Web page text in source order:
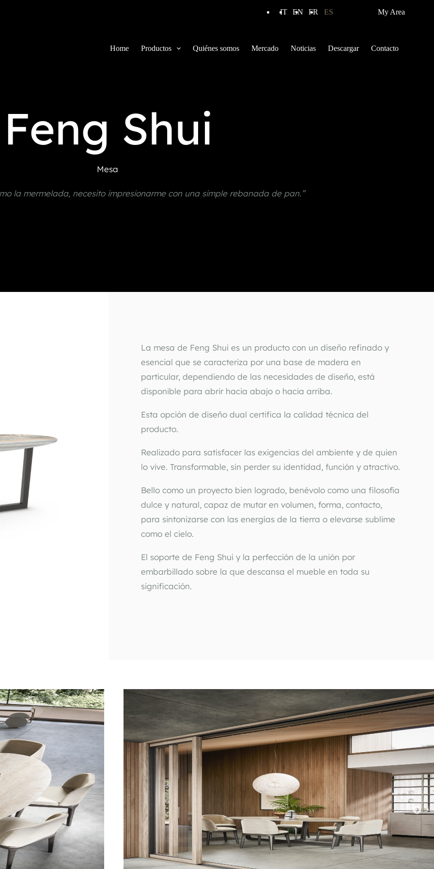
IT EN FR ES My Area
Home Productos Quiénes somos Mercado Noticias Descargar Contacto
Feng Shui
Mesa
la mermelada, necesito impresionarme con una simple rebanada de pan.”
La mesa de Feng Shui es un producto con un diseño refinado y
esencial que se caracteriza por una base de madera en
particular, dependiendo de las necesidades de diseño, está
disponible para abrir hacia abajo o hacia arriba.
Esta opción de diseño dual certifica la calidad técnica del
producto.
Realizado para satisfacer las exigencias del ambiente y de quien
Bello como un proyecto bien logrado, benévolo como una filosofía
dulce y natural, capaz de mutar en volumen, forma, contacto,
para sintonizarse con las energías de la tierra o elevarse sublime
como el cielo.
El soporte de Feng Shui y la perfección de la unión por
embarbillado sobre la que descansa el mueble en toda su
significación.